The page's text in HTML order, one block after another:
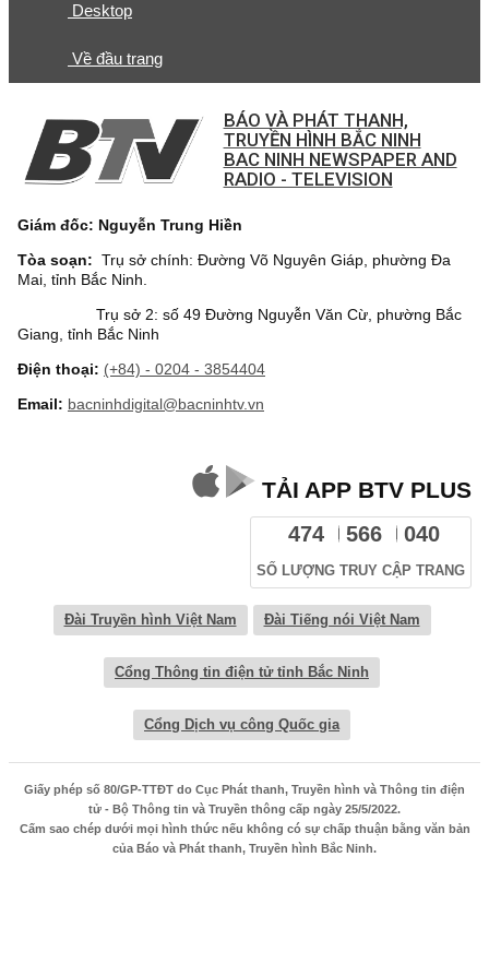
Desktop
Về đầu trang
BÁO VÀ PHÁT THANH,
TRUYỀN HÌNH BẮC NINH
BAC NINH NEWSPAPER AND
RADIO - TELEVISION
Giám đốc: Nguyễn Trung Hiền
Tòa soạn: Trụ sở chính: Đường Võ Nguyên Giáp, phường Đa
Mai, tỉnh Bắc Ninh.
Trụ sở 2: số 49 Đường Nguyễn Văn Cừ, phường Bắc
Giang, tỉnh Bắc Ninh
Điện thoại: (+84) - 0204 - 3854404
Email: bacninhdigital@bacninhtv.vn
TẢI APP BTV PLUS
474 566 040
SỐ LƯỢNG TRUY CẬP TRANG
Đài Truyền hình Việt Nam Đài Tiếng nói Việt Nam
Cổng Thông tin điện tử tỉnh Bắc Ninh
Cổng Dịch vụ công Quốc gia
Giấy phép số 80/GP-TTĐT do Cục Phát thanh, Truyền hình và Thông tin điện
tử - Bộ Thông tin và Truyền thông cấp ngày 25/5/2022.
Cấm sao chép dưới mọi hình thức nếu không có sự chấp thuận bằng văn bản
của Báo và Phát thanh, Truyền hình Bắc Ninh.